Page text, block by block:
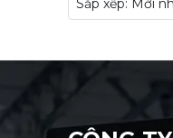
Sắp xếp: Mới